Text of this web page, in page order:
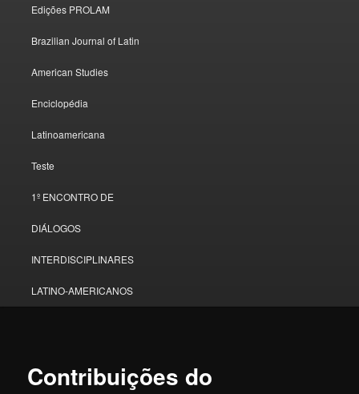
Edições PROLAM
Brazilian Journal of Latin
American Studies
Enciclopédia
Latinoamericana
Teste
1º ENCONTRO DE
DIÁLOGOS
INTERDISCIPLINARES
LATINO-AMERICANOS
Contribuições do